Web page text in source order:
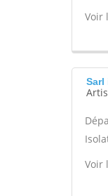
Voir
Sarl
Voir